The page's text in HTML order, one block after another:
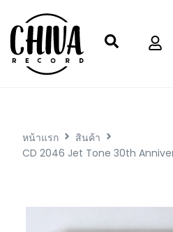
หน้าแรก
สินค้า
CD 2046 Jet Tone 30th